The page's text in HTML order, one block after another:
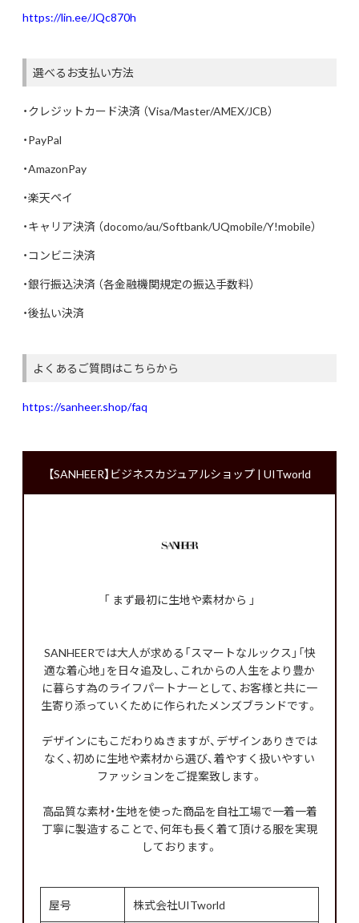
https://lin.ee/JQc870h
選べるお支払い方法
・クレジットカード決済 （Visa/Master/AMEX/JCB）
・PayPal
・AmazonPay
・楽天ペイ
・キャリア決済 （docomo/au/Softbank/UQmobile/Y!mobile）
・コンビニ決済
・銀行振込決済 （各金融機関規定の振込手数料）
・後払い決済
よくあるご質問はこちらから
https://sanheer.shop/faq
【SANHEER】ビジネスカジュアルショップ | UITworld
「 まず最初に生地や素材から 」
SANHEERでは大人が求める「スマートなルックス」「快
適な着心地」を日々追及し、これからの人生をより豊か
に暮らす為のライフパートナーとして、お客様と共に一
生寄り添っていくために作られたメンズブランドです。
デザインにもこだわりぬきますが、デザインありきでは
なく、初めに生地や素材から選び、着やすく扱いやすい
ファッションをご提案致します。
高品質な素材・生地を使った商品を自社工場で一着一着
丁寧に製造することで、何年も長く着て頂ける服を実現
しております。
屋号 株式会社UITworld